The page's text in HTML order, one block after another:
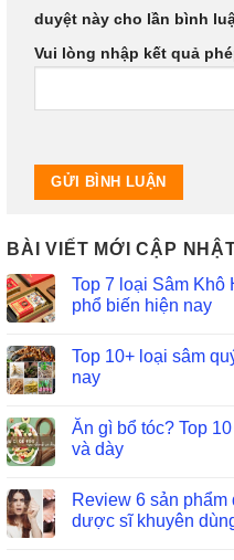
duyệt này cho lần bình
Vui lòng nhập kết quả
BÀI VIẾT MỚI CẬP
Top 7 loại Sâm
phổ biến hiện nay
Top 10+ loại sâm
nay
Ăn gì bổ tóc? Top
và dày
Review 6 sản
dược sĩ khuyên